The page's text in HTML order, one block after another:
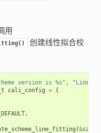
用
创建线性拟合校
version is %s" ,
"Line
cali_config = {
,
(&